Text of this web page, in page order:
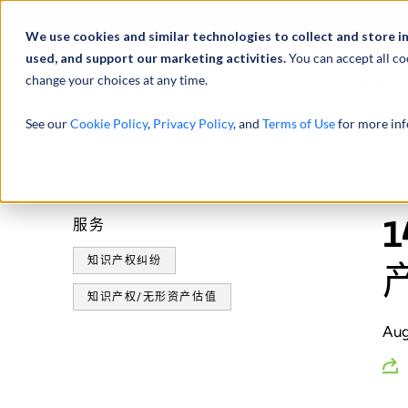
We use cookies and similar technologies to collect and store
used, and support our marketing activities.You can accept all
change your choices at any time.
See ourCookie Policy, Privacy Policy, and Terms of Usefor more
14 位 STOUT 专家被提名为 IAM 全球领
服务
知识产权纠纷
知识产权/无形资产估值